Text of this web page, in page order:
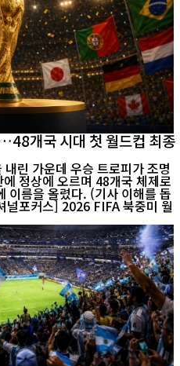
개국 시대 첫 월드컵 최종
린 가운데 우승 트로피가 조명
정상에 오르며 48개국 체제로
이름을 올렸다. (기사 이해를 돕